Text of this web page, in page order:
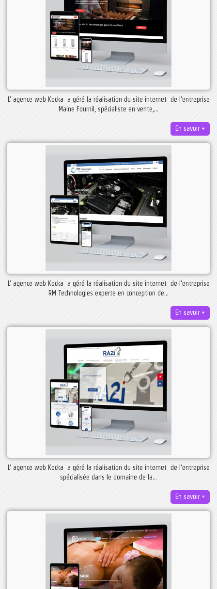
L’ agence web Kocka a géré la réalisation du site internet de l’entreprise
Maine Fournil, spécialiste en vente,...
En savoir +
L’ agence web Kocka a géré la réalisation du site internet de l’entreprise
RM Technologies experte en conception de...
En savoir +
L’ agence web Kocka a géré la réalisation du site internet de l’entreprise
spécialisée dans le domaine de la...
En savoir +